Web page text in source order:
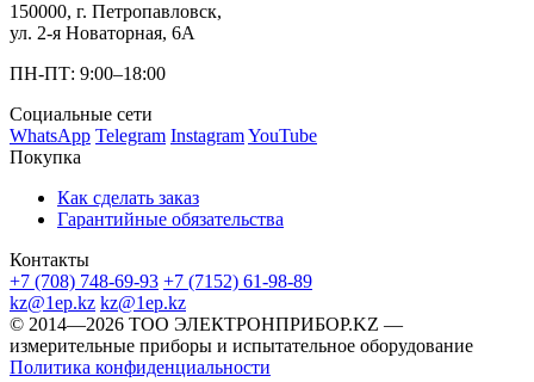
150000, г. Петропавловск,
ул. 2-я Новаторная, 6А
ПН-ПТ: 9:00–18:00
Социальные сети
WhatsApp Telegram InstagramYouTube
Покупка
Как сделать заказ
Гарантийные обязательства
Контакты
+7 (708) 748-69-93 +7 (7152) 61-98-89
kz@1ep.kz kz@1ep.kz
©️ 2014—2026 ТОО ЭЛЕКТРОНПРИБОР.KZ —
измерительные приборы и испытательное оборудование
Политика конфиденциальности